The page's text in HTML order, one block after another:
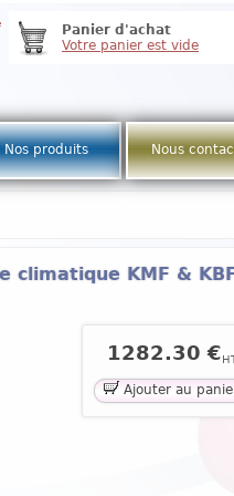
Panier d'achat
Votre panier est vide
Nos produits Nous
climatique KMF &
1282.30 €
Ajouter au